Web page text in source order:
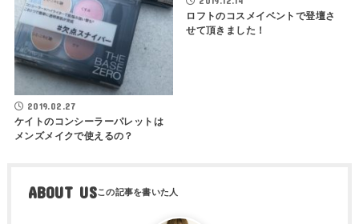
2019.02.27
ケイトのコンシーラーパレットは
メンズメイクで使えるの？
ロフトのコスメイベントで登壇さ
せて頂きました！
ABOUT US